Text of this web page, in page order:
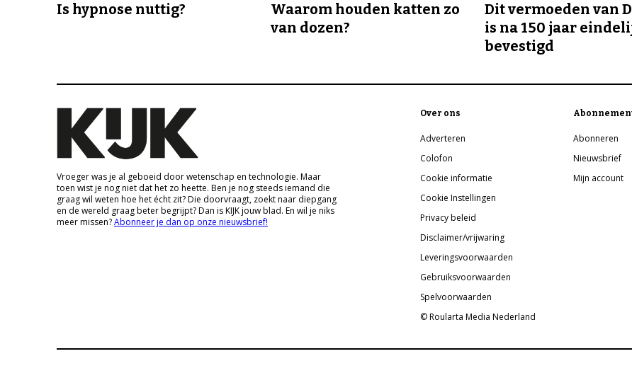
Is hypnose nuttig?
Waarom houden katten zo
van dozen?
Dit vermoeden van
is na 150 jaar
bevestigd
Vroeger was je al geboeid door wetenschap en technologie. Maar
toen wist je nog niet dat het zo heette. Ben je nog steeds iemand die
graag wil weten hoe het écht zit? Die doorvraagt, zoekt naar diepgang
en de wereld graag beter begrijpt? Dan is KIJK jouw blad. En wil je niks
meer missen?Abonneer je dan op onze nieuwsbrief!
Over ons
Adverteren
Colofon
Cookie informatie
Cookie Instellingen
Privacy beleid
Disclaimer/vrijwaring
Leveringsvoorwaarden
Gebruiksvoorwaarden
Spelvoorwaarden
© Roularta Media Nederland
Abonneren
Nieuwsbrief
Mijn account